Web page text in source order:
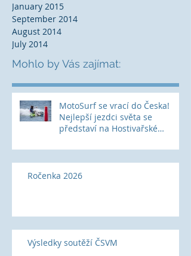
January 2015
September 2014
August 2014
July 2014
Mohlo by Vás zajímat:
MotoSurf se vrací do Česka!
Nejlepší jezdci světa se
představí na Hostivařské
Ročenka 2026
Výsledky soutěží ČSVM